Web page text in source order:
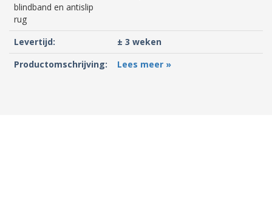
blindband en antislip
rug
Levertijd:
± 3 weken
Productomschrijving:
Lees meer »